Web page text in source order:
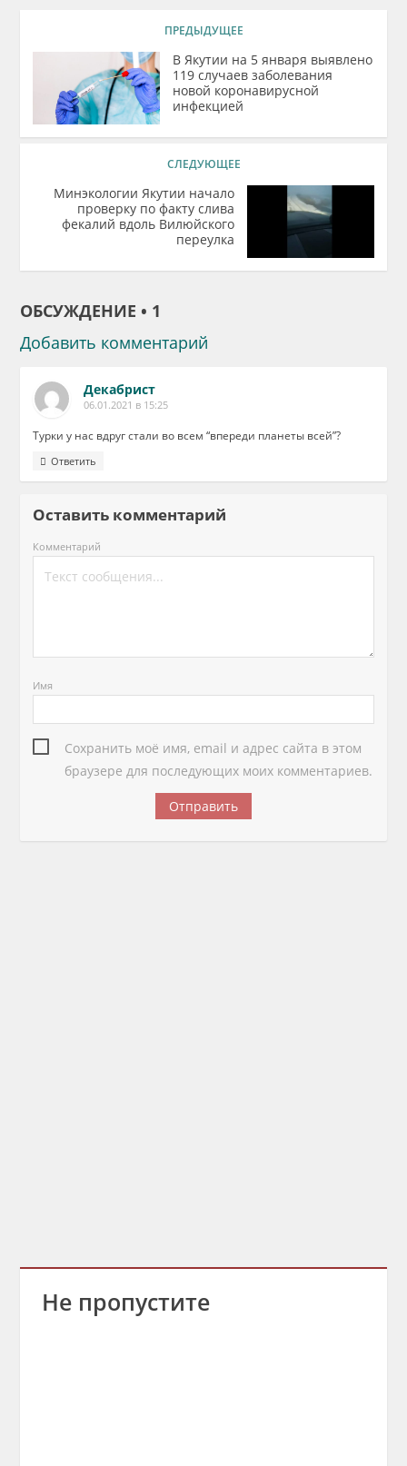
ПРЕДЫДУЩЕЕ
В Якутии на 5 января выявлено
119 случаев заболевания
новой коронавирусной
инфекцией
СЛЕДУЮЩЕЕ
Минэкологии Якутии начало
проверку по факту слива
фекалий вдоль Вилюйского
переулка
ОБСУЖДЕНИЕ • 1
Добавить комментарий
Декабрист
06.01.2021 в 15:25
Турки у нас вдруг стали во всем “впереди планеты всей”?
Ответить
Оставить комментарий
Комментарий
Имя
Сохранить моё имя, email и адрес сайта в этом
браузере для последующих моих комментариев.
Не пропустите